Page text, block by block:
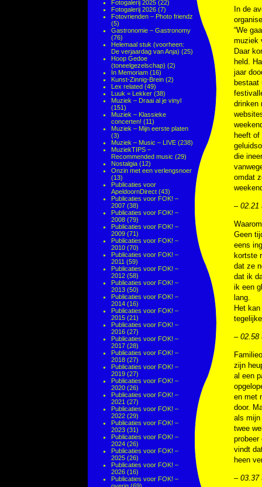
Fotogalerij 2025 (22)
Fotogalerij 2026 (7)
Fotovrienden – Photo friendz
(5)
Gastronomie – Gastronomy
(76)
Helemaal stuk (voorheen:
De verjaardag van Anja) (25)
Hoop Gedoe
(toneelgezelschap) (2)
In Memoriam (16)
Kunst-Zinnig-Brein (2)
Lex related (49)
Luuk = Lekker (38)
Muziek – Draai al je vinyl
(151)
Muziek – Klassieke
concerten! (11)
Muziek – Mijn eerste platen
(3)
Muziek – Music – LIVE (238)
MuziekTIPS –
Recommended music (29)
Nostalgia (12)
Onzin met een verlengsnoer
(13)
Publicaties voor
ApeldoornDirect (43)
Publicaties voor FOK! –
2007 (38)
Publicaties voor FOK! –
2008 (79)
Publicaties voor FOK! –
2009 (71)
Publicaties voor FOK! –
2010 (70)
Publicaties voor FOK! –
2011 (59)
Publicaties voor FOK! –
2012 (58)
Publicaties voor FOK! –
2013 (50)
Publicaties voor FOK! –
2014 (16)
Publicaties voor FOK! –
2015 (21)
Publicaties voor FOK! –
2016 (27)
Publicaties voor FOK! –
2017 (28)
Publicaties voor FOK! –
2018 (27)
Publicaties voor FOK! –
2019 (27)
Publicaties voor FOK! –
2020 (26)
Publicaties voor FOK! –
2021 (27)
Publicaties voor FOK! –
2022 (29)
Publicaties voor FOK! –
2023 (31)
Publicaties voor FOK! –
2024 (26)
Publicaties voor FOK! –
2025 (26)
Publicaties voor FOK! –
2026 (16)
Publicaties voor FOK! –
In de
“We
muziek
Daar
held.
jaar
bestaat
drinken
heeft
die
omdat
– 02.21
Geen
eens
kortste
dat ze
dat ik
ik een
lang.
Het
– 02.58
zijn
al een
en met
door.
als mijn
twee
vindt
heen
– 03.37